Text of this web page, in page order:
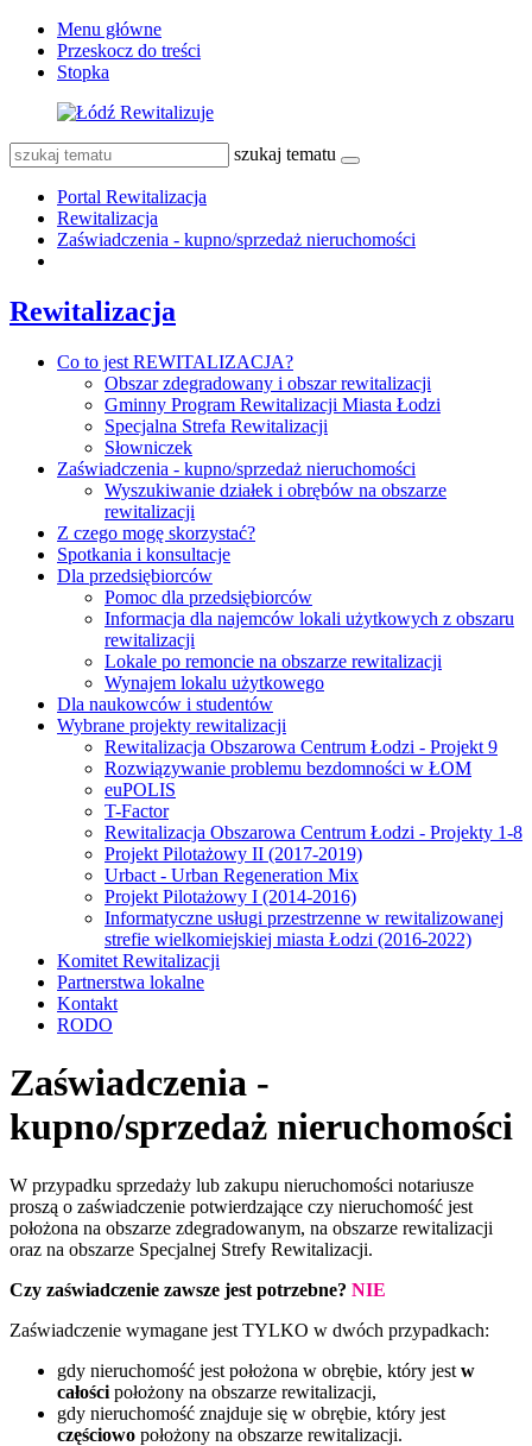
Menu główne
Przeskocz do treści
Stopka
szukaj tematu
Portal Rewitalizacja
Rewitalizacja
Zaświadczenia - kupno/sprzedaż nieruchomości
Rewitalizacja
Co to jest REWITALIZACJA?
Obszar zdegradowany i obszar rewitalizacji
Gminny Program Rewitalizacji Miasta Łodzi
Specjalna Strefa Rewitalizacji
Słowniczek
Zaświadczenia - kupno/sprzedaż nieruchomości
Wyszukiwanie działek i obrębów na obszarze
rewitalizacji
Z czego mogę skorzystać?
Spotkania i konsultacje
Dla przedsiębiorców
Pomoc dla przedsiębiorców
Informacja dla najemców lokali użytkowych z obszaru
rewitalizacji
Lokale po remoncie na obszarze rewitalizacji
Wynajem lokalu użytkowego
Dla naukowców i studentów
Wybrane projekty rewitalizacji
Rewitalizacja Obszarowa Centrum Łodzi - Projekt 9
Rozwiązywanie problemu bezdomności w ŁOM
euPOLIS
T-Factor
Rewitalizacja Obszarowa Centrum Łodzi - Projekty 1-8
Projekt Pilotażowy II (2017-2019)
Urbact - Urban Regeneration Mix
Projekt Pilotażowy I (2014-2016)
Informatyczne usługi przestrzenne w rewitalizowanej
strefie wielkomiejskiej miasta Łodzi (2016-2022)
Komitet Rewitalizacji
Partnerstwa lokalne
Kontakt
RODO
Zaświadczenia -
kupno/sprzedaż nieruchomości
W przypadku sprzedaży lub zakupu nieruchomości notariusze
proszą o zaświadczenie potwierdzające czy nieruchomość jest
położona na obszarze zdegradowanym, na obszarze rewitalizacji
oraz na obszarze Specjalnej Strefy Rewitalizacji.
Czy zaświadczenie zawsze jest potrzebne? NIE
Zaświadczenie wymagane jest TYLKO w dwóch przypadkach:
gdy nieruchomość jest położona w obrębie, który jest w
całości położony na obszarze rewitalizacji,
gdy nieruchomość znajduje się w obrębie, który jest
częściowo położony na obszarze rewitalizacji.